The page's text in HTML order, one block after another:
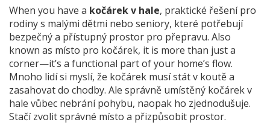
When you have a kočárek v hale, praktické řešení pro
rodiny s malými dětmi nebo seniory, které potřebují
bezpečný a přístupný prostor pro přepravu. Also
known as místo pro kočárek, it is more than just a
corner—it’s a functional part of your home’s flow.
Mnoho lidí si myslí, že kočárek musí stát v koutě a
zasahovat do chodby. Ale správně umístěný kočárek v
hale vůbec nebrání pohybu, naopak ho zjednodušuje.
Stačí zvolit správné místo a přizpůsobit prostor.